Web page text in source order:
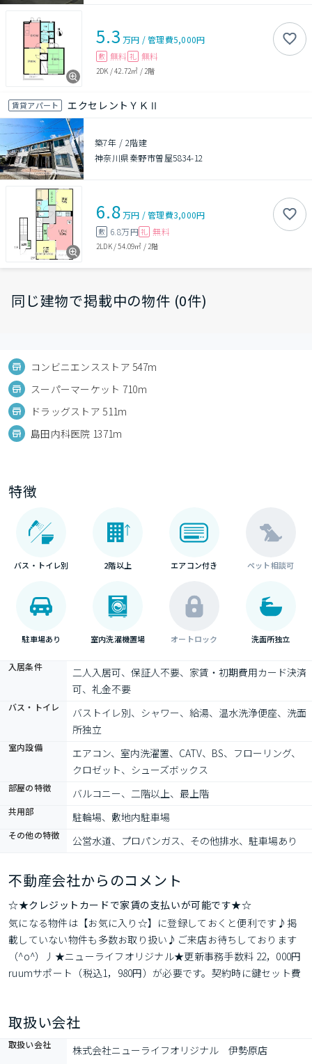
5.3 万円 /管理費5,000円
敷 無料 礼 無料
2DK /42.72㎡ / 2階
賃貸アパート エクセレントＹＫⅡ
築7年 / 2階建
神奈川県秦野市曽屋5834-12
6.8万円 /管理費3,000円
敷 6.8万円 礼 無料
2LDK/54.09㎡ / 2階
同じ建物で掲載中の物件 (0件)
コンビニエンスストア 547m
スーパーマーケット 710m
ドラッグストア 511m
島田内科医院 1371m
特徴
バス・トイレ別 2階以上 エアコン付き ペット相談可
駐車場あり 室内洗濯機置場 オートロック 洗面所独立
入居条件
二人入居可、保証人不要、家賃・初期費用カード決済
可、礼金不要
バス・トイレ
バストイレ別、シャワー、給湯、温水洗浄便座、洗面
所独立
室内設備
エアコン、室内洗濯置、CATV、BS、フローリング、
クロゼット、シューズボックス
部屋の特徴 バルコニー、二階以上、最上階
共用部 駐輪場、敷地内駐車場
その他の特徴 公営水道、プロパンガス、その他排水、駐車場あり
不動産会社からのコメント
☆★クレジットカードで家賃の支払いが可能です★☆
気になる物件は【お気に入り☆】に登録しておくと便利です♪掲
載していない物件も多数お取り扱い♪ご来店お待ちしております
（^o^）丿★ニューライフオリジナル★更新事務手数料 22，000円
ruumサポート（税込1，980円）が必要です。契約時に鍵セット費
取扱い会社
取扱い会社 株式会社ニューライフオリジナル　伊勢原店